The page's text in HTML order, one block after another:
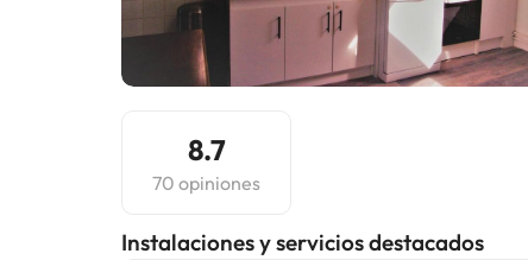
8.7
70 opiniones
Instalaciones y servicios destacados